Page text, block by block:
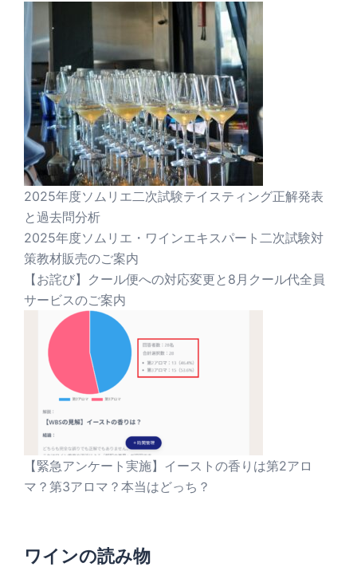
2025年度ソムリエ二次試験テイスティング正解発表
と過去問分析
2025年度ソムリエ・ワインエキスパート二次試験対
策教材販売のご案内
【お詫び】クール便への対応変更と8月クール代全員
サービスのご案内
【緊急アンケート実施】イーストの香りは第2アロ
マ？第3アロマ？本当はどっち？
ワインの読み物